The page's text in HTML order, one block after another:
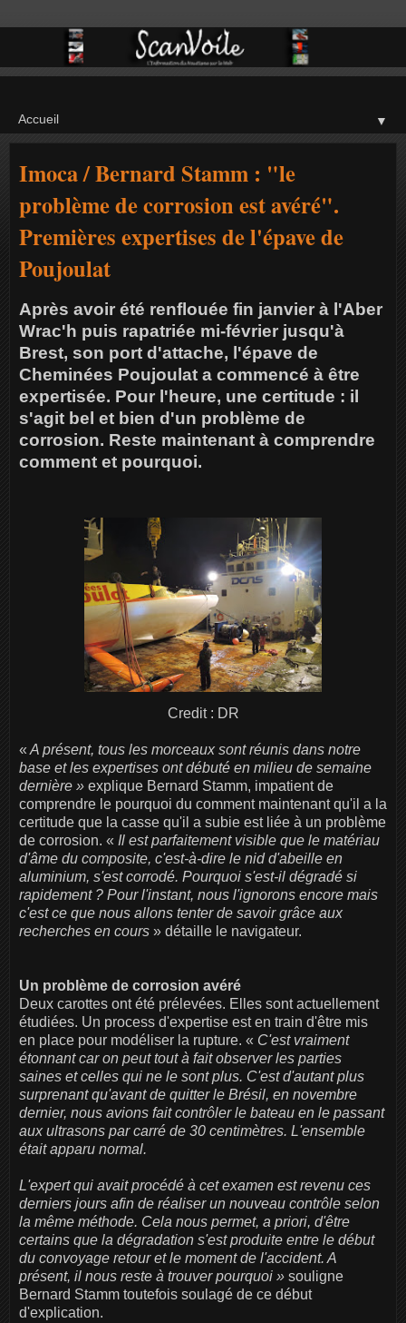
▼
Imoca / Bernard Stamm : "le
problème de corrosion est avéré".
Premières expertises de l'épave de
Poujoulat
Après avoir été renflouée fin janvier à l'Aber
Wrac'h puis rapatriée mi-février jusqu'à
Brest, son port d'attache, l'épave de
Cheminées Poujoulat a commencé à être
expertisée. Pour l'heure, une certitude : il
s'agit bel et bien d'un problème de
corrosion. Reste maintenant à comprendre
comment et pourquoi.
Credit : DR
« A présent, tous les morceaux sont réunis dans notre
base et les expertises ont débuté en milieu de semaine
dernière » explique Bernard Stamm, impatient de
comprendre le pourquoi du comment maintenant qu'il a la
certitude que la casse qu'il a subie est liée à un problème
de corrosion. « Il est parfaitement visible que le matériau
d'âme du composite, c'est-à-dire le nid d'abeille en
aluminium, s'est corrodé. Pourquoi s'est-il dégradé si
rapidement ? Pour l'instant, nous l'ignorons encore mais
c'est ce que nous allons tenter de savoir grâce aux
recherches en cours » détaille le navigateur.
Un problème de corrosion avéré
Deux carottes ont été prélevées. Elles sont actuellement
étudiées. Un process d'expertise est en train d'être mis
en place pour modéliser la rupture. « C'est vraiment
étonnant car on peut tout à fait observer les parties
saines et celles qui ne le sont plus. C'est d'autant plus
surprenant qu'avant de quitter le Brésil, en novembre
dernier, nous avions fait contrôler le bateau en le passant
aux ultrasons par carré de 30 centimètres. L'ensemble
était apparu normal.
L'expert qui avait procédé à cet examen est revenu ces
derniers jours afin de réaliser un nouveau contrôle selon
la même méthode. Cela nous permet, a priori, d'être
certains que la dégradation s'est produite entre le début
du convoyage retour et le moment de l'accident. A
présent, il nous reste à trouver pourquoi » souligne
Bernard Stamm toutefois soulagé de ce début
d'explication.